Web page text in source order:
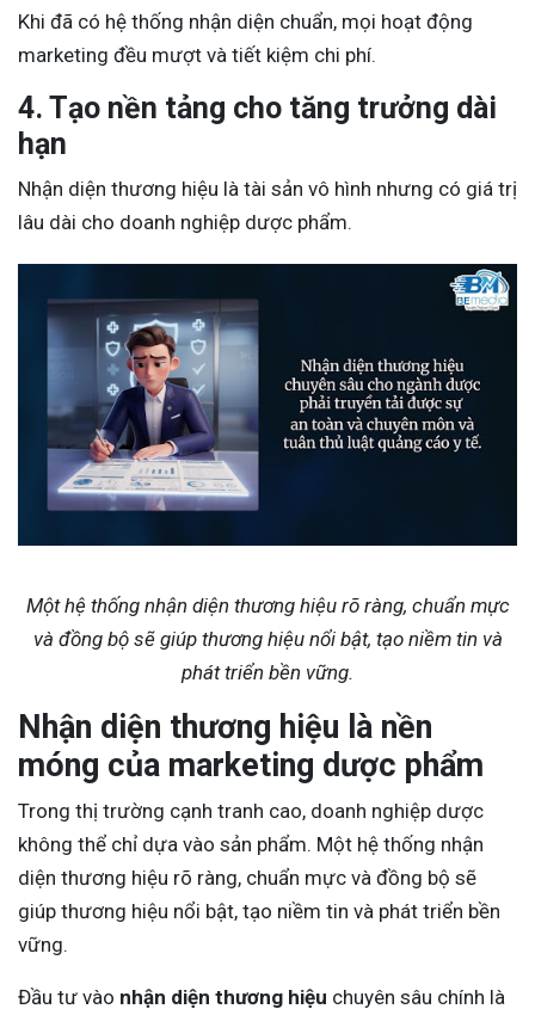
Khi đã có hệ thống nhận diện chuẩn, mọi hoạt động
marketing đều mượt và tiết kiệm chi phí.
4. Tạo nền tảng cho tăng trưởng dài
hạn
Nhận diện thương hiệu là tài sản vô hình nhưng có giá trị
lâu dài cho doanh nghiệp dược phẩm.
Một hệ thống nhận diện thương hiệu rõ ràng, chuẩn mực
và đồng bộ sẽ giúp thương hiệu nổi bật, tạo niềm tin và
phát triển bền vững.
Nhận diện thương hiệu là nền
móng của marketing dược phẩm
Trong thị trường cạnh tranh cao, doanh nghiệp dược
không thể chỉ dựa vào sản phẩm. Một hệ thống nhận
diện thương hiệu rõ ràng, chuẩn mực và đồng bộ sẽ
giúp thương hiệu nổi bật, tạo niềm tin và phát triển bền
vững.
Đầu tư vào nhận diện thương hiệu chuyên sâu chính là